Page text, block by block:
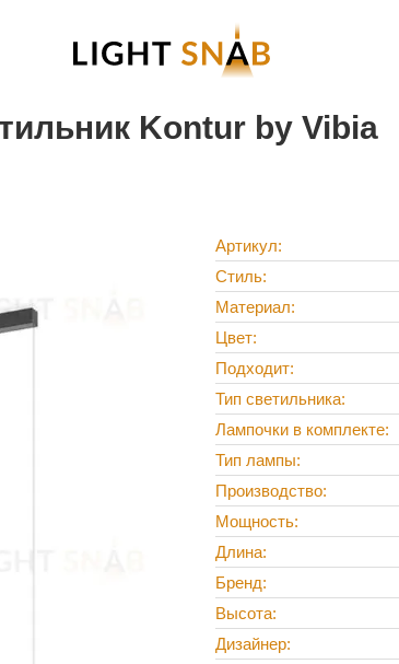
Kontur by Vibia
Артикул
Стиль
Материал
Цвет
Подходит
Тип светильника
Лампочки в комплекте
Тип лампы
Производство
Мощность
Длина
Бренд
Высота
Дизайнер